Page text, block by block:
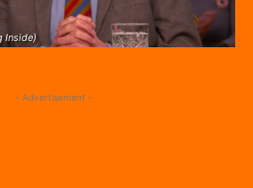
Inside)
- Advertisement -